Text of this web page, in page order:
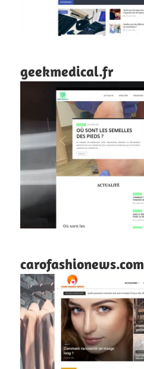
geekmedical.fr
carofashionews.com